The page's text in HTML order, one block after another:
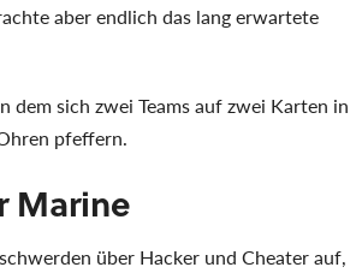
aber endlich das lang erwartete
dem sich zwei Teams auf zwei Karten in
pfeffern.
Marine
über Hacker und Cheater auf,